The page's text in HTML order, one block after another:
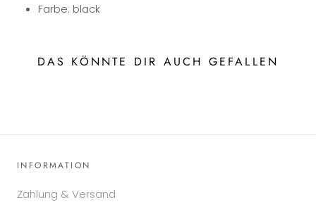
Farbe: black
DAS KÖNNTE DIR AUCH GEFALLEN
INFORMATION
Zahlung & Versand